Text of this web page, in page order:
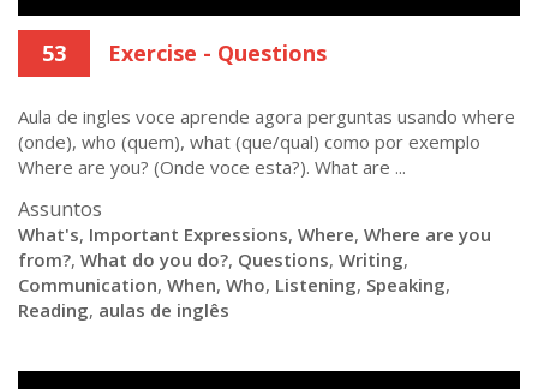
53 Exercise - Questions
Aula de ingles voce aprende agora perguntas usando where
(onde), who (quem), what (que/qual) como por exemplo
Where are you? (Onde voce esta?). What are ...
Assuntos
What's, Important Expressions, Where, Where are you
from?, What do you do?, Questions, Writing,
Communication, When, Who, Listening, Speaking,
Reading, aulas de inglês